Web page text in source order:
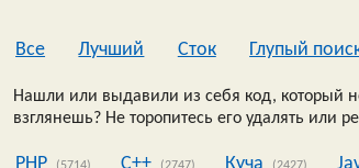
Все Лучший Сток Глупый
Нашли или выдавили из себя код, который
взглянешь? Не торопитесь его удалять или
PHP C++ Куча